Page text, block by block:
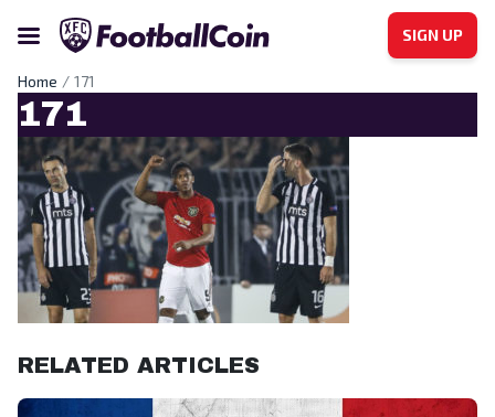
SIGN UP
Home 171
171
RELATED ARTICLES